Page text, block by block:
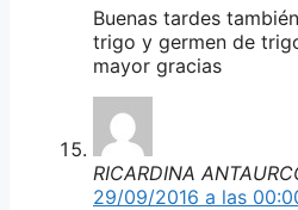
Buenas tardes
trigo y germen de
mayor gracias
RICARDINA
29/09/2016 a las